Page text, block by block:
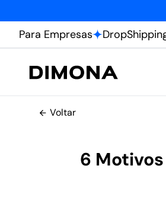
Para Empresas
Voltar
6